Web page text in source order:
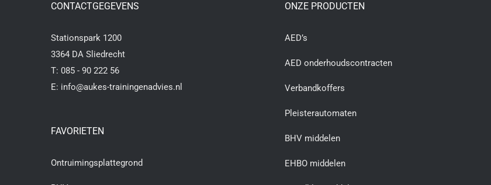
CONTACTGEGEVENS
Stationspark 1200
3364 DA Sliedrecht
T: 085 - 90 222 56
E: info@aukes-trainingenadvies.nl
FAVORIETEN
Ontruimingsplattegrond
ONZE PRODUCTEN
AED’s
AED onderhoudscontracten
Verbandkoffers
Pleisterautomaten
BHV middelen
EHBO middelen